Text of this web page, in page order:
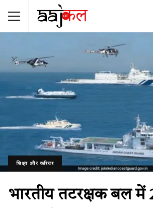
शिक्षा और करियर
भारतीय तटरक्षक बल में